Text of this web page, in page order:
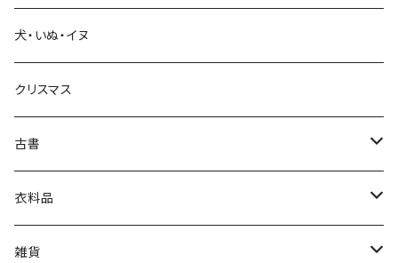
生活・暮らし
芸術・絵画・写真
絵本・児童書
娯楽・エンターテインメント
犬・いぬ・イヌ
クリスマス
古書
古書セット
美術
衣料品
POLEWARDS
雑貨